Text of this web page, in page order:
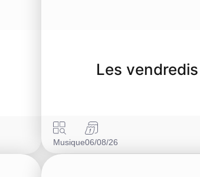
Les
Musique06/08/26